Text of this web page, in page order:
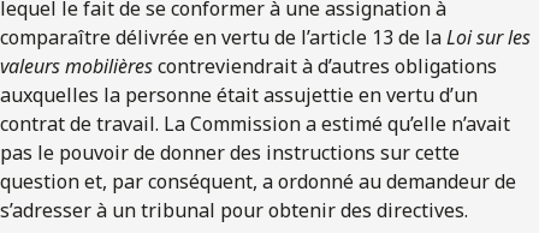
lequel le fait de se conformer à une assignation à
comparaître délivrée en vertu de l’article 13 de laLoi sur les
valeurs mobilièrescontreviendrait à d’autres obligations
auxquelles la personne était assujettie en vertu d’un
contrat de travail. La Commission a estimé qu’elle n’avait
pas le pouvoir de donner des instructions sur cette
question et, par conséquent, a ordonné au demandeur de
s’adresser à un tribunal pour obtenir des directives.